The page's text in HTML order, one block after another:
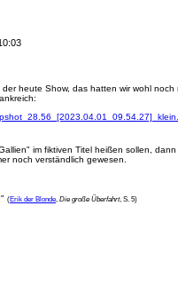
heute Show, das hatten wir wohl
im fiktiven Titel heißen sollen,
noch verständlich gewesen.
(Erik der Blonde Die große Überfahrt, S. 5)